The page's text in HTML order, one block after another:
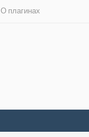
О плагинах